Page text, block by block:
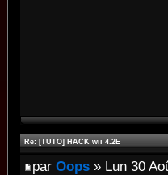
Re: [TUTO] HACK wii 4.2E
par Oops » Lun 30